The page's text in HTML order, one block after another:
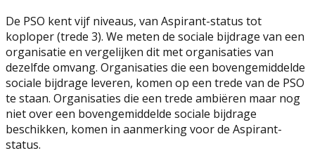
De PSO kent vijf niveaus, van Aspirant-status tot
koploper (trede 3). We meten de sociale bijdrage van een
organisatie en vergelijken dit met organisaties van
dezelfde omvang. Organisaties die een bovengemiddelde
sociale bijdrage leveren, komen op een trede van de PSO
te staan. Organisaties die een trede ambiëren maar nog
niet over een bovengemiddelde sociale bijdrage
beschikken, komen in aanmerking voor de Aspirant-
status.